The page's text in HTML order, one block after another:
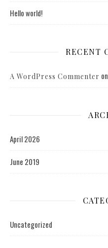
Hello world!
RECENT
A WordPress Commenter on
April 2026
June 2019
Uncategorized